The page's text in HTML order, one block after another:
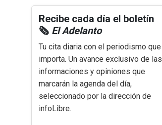
Recibe cada día el boletín
🗞️ El Adelanto
Tu cita diaria con el periodismo que
importa. Un avance exclusivo de las
informaciones y opiniones que
marcarán la agenda del día,
seleccionado por la dirección de
infoLibre.